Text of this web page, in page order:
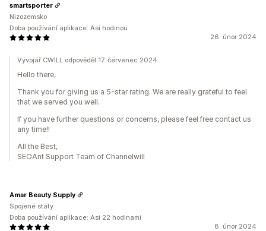
26. únor 2024
smartsporter
Nizozemsko
Doba používání aplikace: Asi hodinou
Vývojář CWILL odpověděl 17. červenec 2024
Hello there,
Thank you for giving us a 5-star rating. We are really grateful to feel
that we served you well.
If you have further questions or concerns, please feel free contact us
any time!!
All the Best,
SEOAnt Support Team of Channelwill
8. únor 2024
Amar Beauty Supply
Spojené státy
Doba používání aplikace: Asi 22 hodinami